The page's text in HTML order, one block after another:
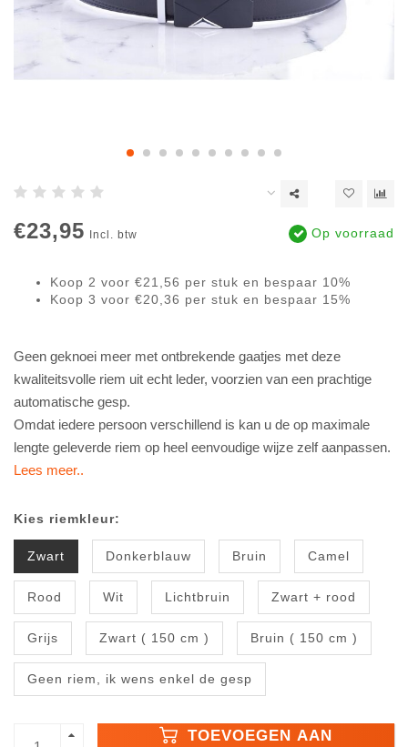
€23,95 Incl. btw Op voorraad
Koop 2 voor €21,56 per stuk en bespaar 10%
Koop 3 voor €20,36 per stuk en bespaar 15%
Geen geknoei meer met ontbrekende gaatjes met deze
kwaliteitsvolle riem uit echt leder, voorzien van een prachtige
automatische gesp.
Omdat iedere persoon verschillend is kan u de op maximale
lengte geleverde riem op heel eenvoudige wijze zelf aanpassen.
Lees meer..
Kies riemkleur:
Zwart Donkerblauw Bruin Camel
Rood Wit Lichtbruin Zwart + rood
Grijs Zwart ( 150 cm ) Bruin ( 150 cm )
Geen riem, ik wens enkel de gesp
TOEVOEGEN AAN